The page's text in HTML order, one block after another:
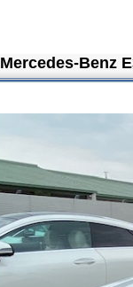
Mercedes-Benz